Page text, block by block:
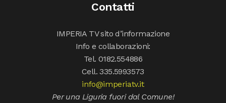
Contatti
IMPERIA TV sito d’informazione
Info e collaborazioni:
Tel. 0182.554886
Cell. 335.5993573
info@imperiatv.it
Per una Liguria fuori dal Comune!